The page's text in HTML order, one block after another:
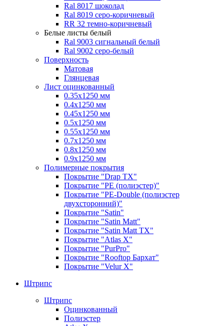
Ral 8017 шоколад
Ral 8019 серо-коричневый
RR 32 темно-коричневый
Белые листы белый
Ral 9003 сигнальный белый
Ral 9002 серо-белый
Поверхность
Матовая
Глянцевая
Лист оцинкованный
0.35х1250 мм
0.4х1250 мм
0.45х1250 мм
0.5х1250 мм
0.55х1250 мм
0.7х1250 мм
0.8х1250 мм
0.9х1250 мм
Полимерные покрытия
Покрытие "Drap TX"
Покрытие "PE (полиэстер)"
Покрытие "PE-Double (полиэстер
двухсторонний)"
Покрытие "Satin"
Покрытие "Satin Мatt"
Покрытие "Satin Matt TX"
Покрытие "Atlas X"
Покрытие "PurPro"
Покрытие "Rooftop Бархат"
Покрытие "Velur X"
Штрипс
Штрипс
Оцинкованный
Полиэстер